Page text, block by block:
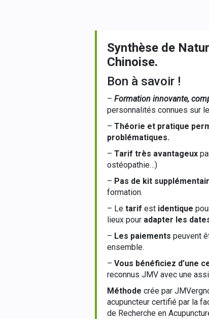
Synthèse de
Chinoise.
Bon à savoir !
– Formation innovante,
personnalités connues sur
– Théorie et pratique
problématiques.
– Tarif très avantageux
ostéopathie…)
– Pas de kit
formation.
– Le tarif est identique
lieux pour adapter les
– Les paiements peuvent
ensemble.
– Vous bénéficiez d’une
reconnus JMV avec une
Méthode crée par
acupuncteur certifié par la
de Recherche en